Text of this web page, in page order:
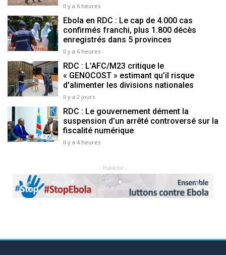
Il y a 6 heures
Ebola en RDC : Le cap de 4.000 cas
confirmés franchi, plus 1.800 décès
enregistrés dans 5 provinces
Il y a 6 heures
RDC : L’AFC/M23 critique le
« GENOCOST » estimant qu’il risque
d'alimenter les divisions nationales
Il y a 2 jours
RDC : Le gouvernement dément la
suspension d’un arrêté controversé sur la
fiscalité numérique
Il y a 4 heures
- Publicité -
Previous Next